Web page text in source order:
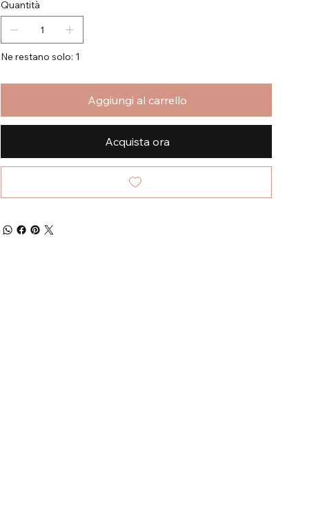
Quantità
Ne restano solo: 1
Aggiungi al carrello
Acquista ora